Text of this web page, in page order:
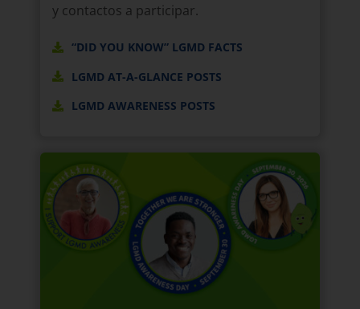
y contactos a participar.
“DID YOU KNOW” LGMD FACTS
LGMD AT-A-GLANCE POSTS
LGMD AWARENESS POSTS